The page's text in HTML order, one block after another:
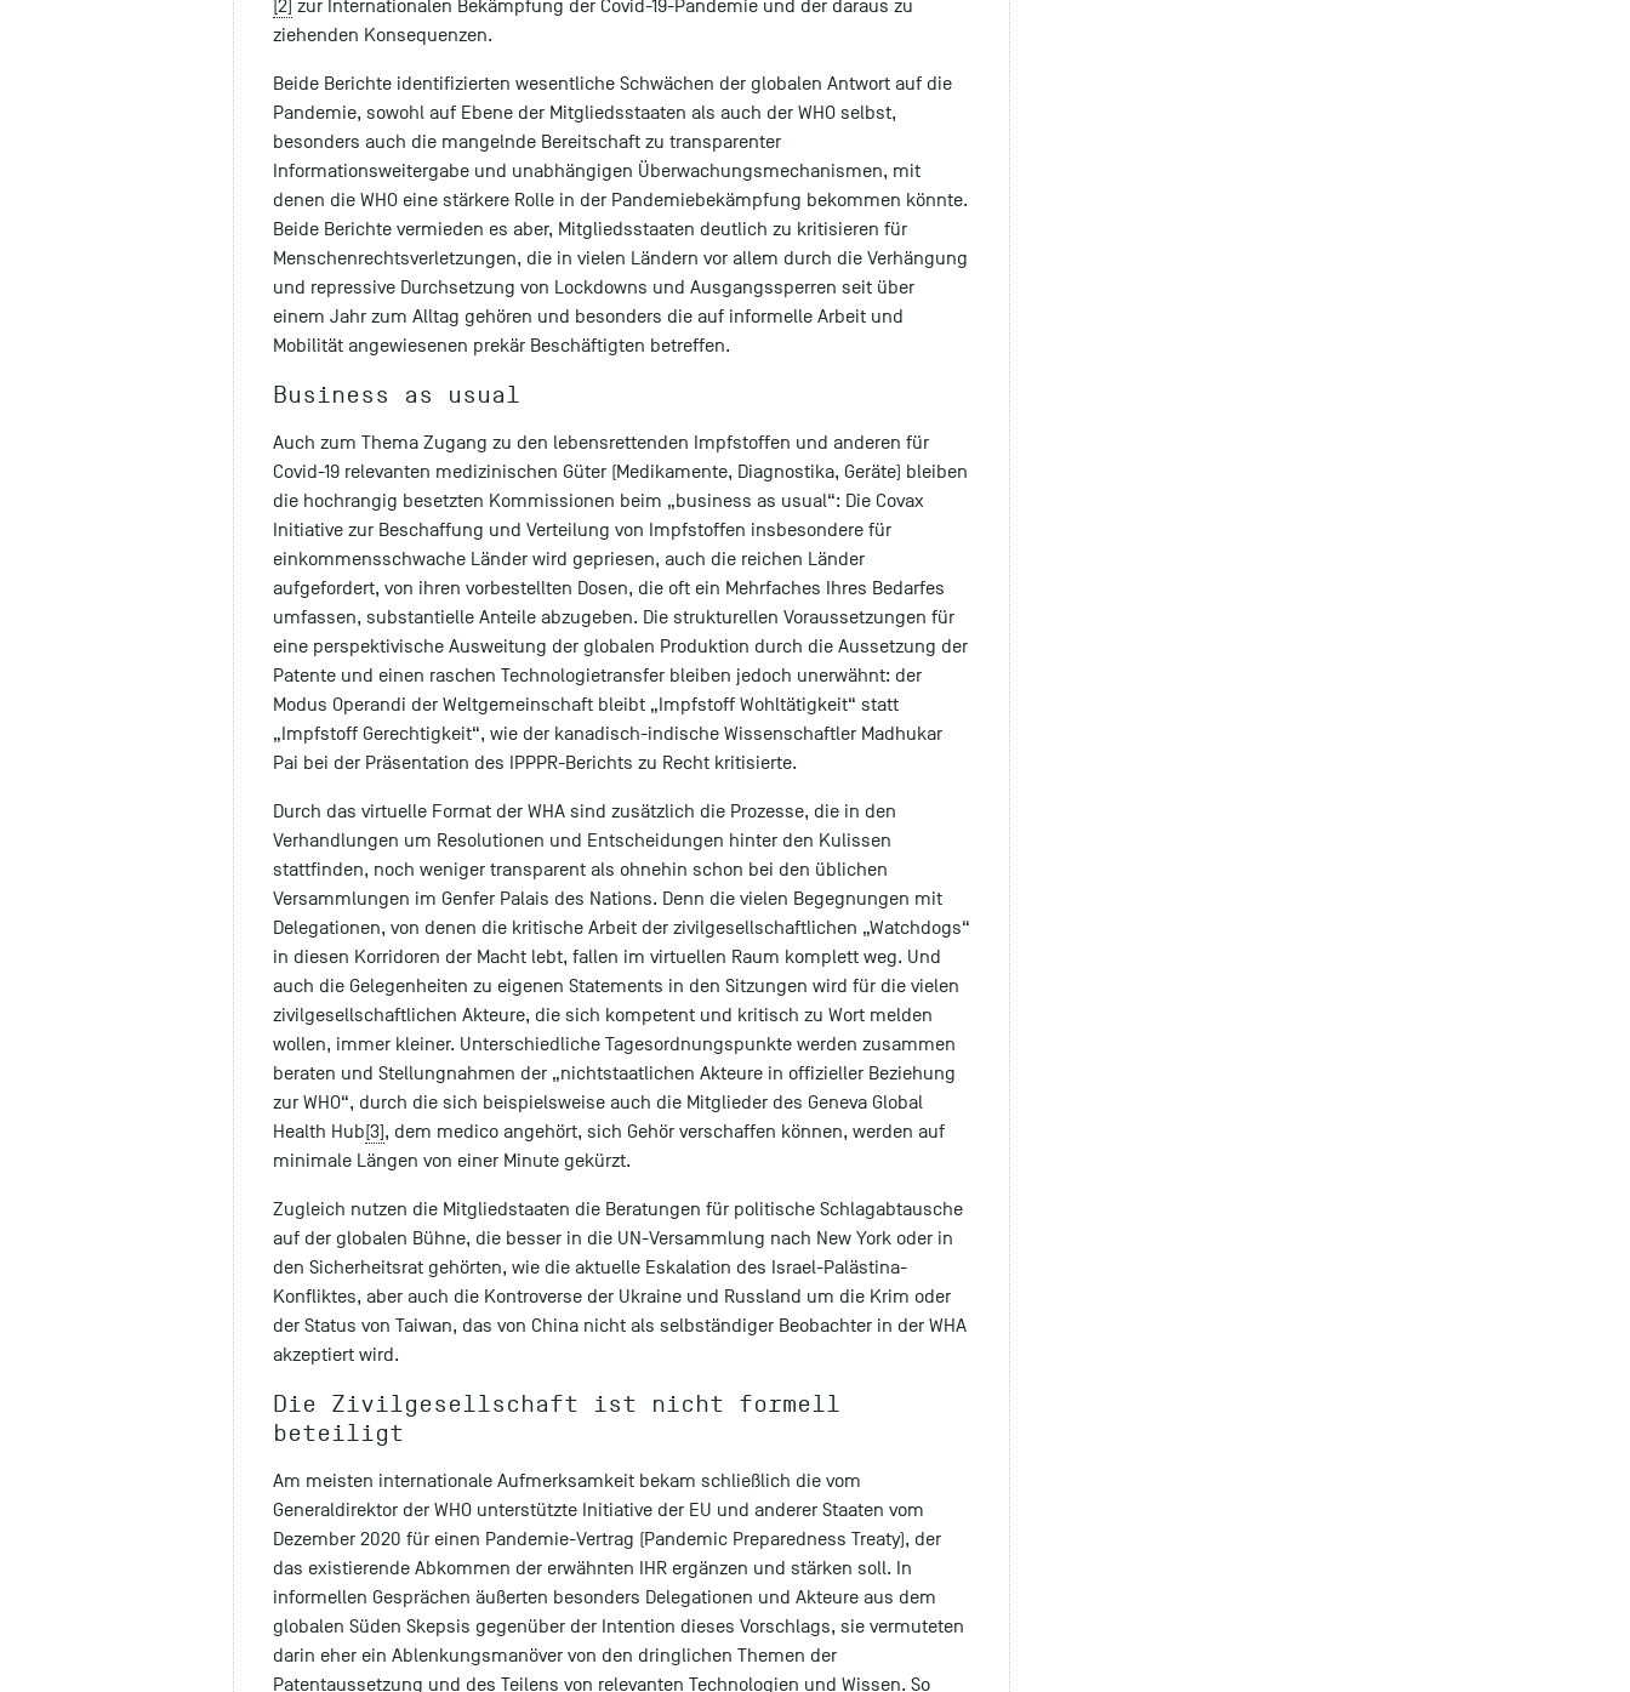
[2] zur Internationalen Bekämpfung der Covid-19-Pandemie und der daraus zu
ziehenden Konsequenzen.
Beide Berichte identifizierten wesentliche Schwächen der globalen Antwort auf die
Pandemie, sowohl auf Ebene der Mitgliedsstaaten als auch der WHO selbst,
besonders auch die mangelnde Bereitschaft zu transparenter
Informationsweitergabe und unabhängigen Überwachungsmechanismen, mit
denen die WHO eine stärkere Rolle in der Pandemiebekämpfung bekommen könnte.
Beide Berichte vermieden es aber, Mitgliedsstaaten deutlich zu kritisieren für
Menschenrechtsverletzungen, die in vielen Ländern vor allem durch die Verhängung
und repressive Durchsetzung von Lockdowns und Ausgangssperren seit über
einem Jahr zum Alltag gehören und besonders die auf informelle Arbeit und
Mobilität angewiesenen prekär Beschäftigten betreffen.
Business as usual
Auch zum Thema Zugang zu den lebensrettenden Impfstoffen und anderen für
Covid-19 relevanten medizinischen Güter (Medikamente, Diagnostika, Geräte) bleiben
die hochrangig besetzten Kommissionen beim „business as usual“: Die Covax
Initiative zur Beschaffung und Verteilung von Impfstoffen insbesondere für
einkommensschwache Länder wird gepriesen, auch die reichen Länder
aufgefordert, von ihren vorbestellten Dosen, die oft ein Mehrfaches Ihres Bedarfes
umfassen, substantielle Anteile abzugeben. Die strukturellen Voraussetzungen für
eine perspektivische Ausweitung der globalen Produktion durch die Aussetzung der
Patente und einen raschen Technologietransfer bleiben jedoch unerwähnt: der
Modus Operandi der Weltgemeinschaft bleibt „Impfstoff Wohltätigkeit“ statt
„Impfstoff Gerechtigkeit“, wie der kanadisch-indische Wissenschaftler Madhukar
Pai bei der Präsentation des IPPPR-Berichts zu Recht kritisierte.
Durch das virtuelle Format der WHA sind zusätzlich die Prozesse, die in den
Verhandlungen um Resolutionen und Entscheidungen hinter den Kulissen
stattfinden, noch weniger transparent als ohnehin schon bei den üblichen
Versammlungen im Genfer Palais des Nations. Denn die vielen Begegnungen mit
Delegationen, von denen die kritische Arbeit der zivilgesellschaftlichen „Watchdogs“
in diesen Korridoren der Macht lebt, fallen im virtuellen Raum komplett weg. Und
auch die Gelegenheiten zu eigenen Statements in den Sitzungen wird für die vielen
zivilgesellschaftlichen Akteure, die sich kompetent und kritisch zu Wort melden
wollen, immer kleiner. Unterschiedliche Tagesordnungspunkte werden zusammen
beraten und Stellungnahmen der „nichtstaatlichen Akteure in offizieller Beziehung
zur WHO“, durch die sich beispielsweise auch die Mitglieder des Geneva Global
Health Hub[3], dem medico angehört, sich Gehör verschaffen können, werden auf
minimale Längen von einer Minute gekürzt.
Zugleich nutzen die Mitgliedstaaten die Beratungen für politische Schlagabtausche
auf der globalen Bühne, die besser in die UN-Versammlung nach New York oder in
den Sicherheitsrat gehörten, wie die aktuelle Eskalation des Israel-Palästina-
Konfliktes, aber auch die Kontroverse der Ukraine und Russland um die Krim oder
der Status von Taiwan, das von China nicht als selbständiger Beobachter in der WHA
akzeptiert wird.
Die Zivilgesellschaft ist nicht formell
beteiligt
Am meisten internationale Aufmerksamkeit bekam schließlich die vom
Generaldirektor der WHO unterstützte Initiative der EU und anderer Staaten vom
Dezember 2020 für einen Pandemie-Vertrag (Pandemic Preparedness Treaty), der
das existierende Abkommen der erwähnten IHR ergänzen und stärken soll. In
informellen Gesprächen äußerten besonders Delegationen und Akteure aus dem
globalen Süden Skepsis gegenüber der Intention dieses Vorschlags, sie vermuteten
darin eher ein Ablenkungsmanöver von den dringlichen Themen der
Patentaussetzung und des Teilens von relevanten Technologien und Wissen. So